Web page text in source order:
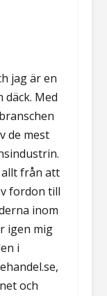
jag är en
Med
de mest
från att
fordon till
inom
igen mig
i
och